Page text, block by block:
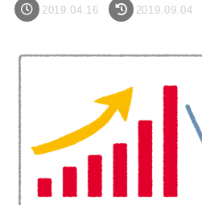
2019.04.16 2019.09.04